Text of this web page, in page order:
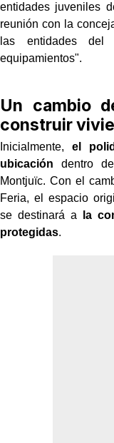
entidades juveniles
reunión con la
las entidades del
equipamientos".
Un cambio
construir
Inicialmente, el
ubicación dentro
Montjuïc. Con el
Feria, el espacio
se destinará a
la
protegidas.